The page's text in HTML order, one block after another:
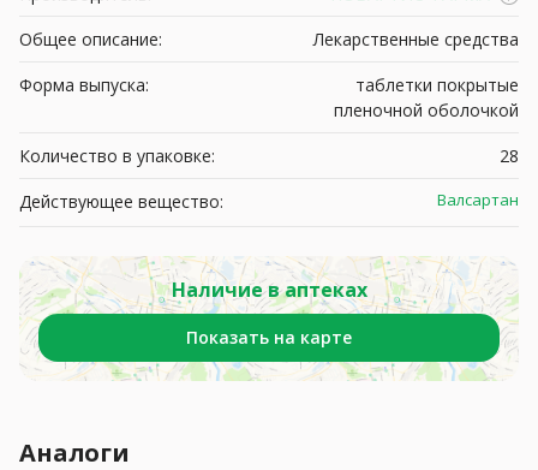
Общее описание:
Лекарственные средства
Форма выпуска:
таблетки покрытые
пленочной оболочкой
Количество в упаковке:
28
Действующее вещество:
Валсартан
Наличие в аптеках
Показать на карте
Аналоги